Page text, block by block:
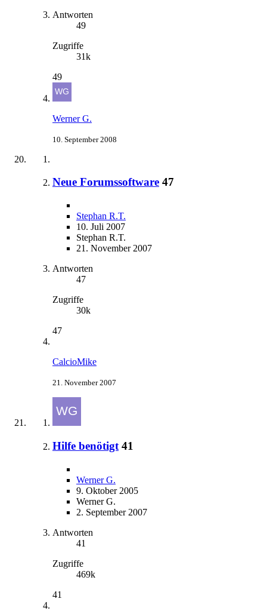
Antworten
49
Zugriffe
31k
49
Werner G.
10. September 2008
Neue Forumssoftware 47
Stephan R.T.
10. Juli 2007
Stephan R.T.
21. November 2007
Antworten
47
Zugriffe
30k
47
CalcioMike
21. November 2007
Hilfe benötigt 41
Werner G.
9. Oktober 2005
Werner G.
2. September 2007
Antworten
41
Zugriffe
469k
41